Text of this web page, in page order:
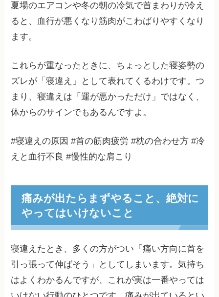
夏場のエアコンや冬の朝の冷気で首まわりが冷え
ると、血行が悪くなり筋肉がこわばりやすくなり
ます。
これらが重なったときに、ちょっとした寝姿勢の
ズレが「寝違え」として表れてくるわけです。つ
まり、寝違えは「運が悪かっただけ」ではなく、
体からのサインでもあるんですよ。
#寝違えの原因 #首の筋肉疲労 #枕の合わせ方 #冷
えと血行不良 #慢性的な肩こり
痛みが出たらまずやること、絶対に
やってはいけないこと
寝違えたとき、多くの方がつい「痛い方向に首を
引っ張って伸ばそう」としてしまいます。気持ち
はよくわかるんですが、これが実は一番やっては